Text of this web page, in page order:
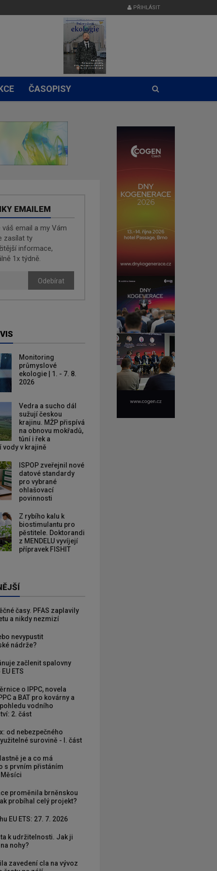
PŘIHLÁSIT
ČASOPISY
EMAILEM
váš email a my Vám
zasílat ty
informace,
1x týdně.
Odebírat
Monitoring
průmyslové
ekologie | 1. - 7. 8.
2026
Vedra a sucho dál
sužují českou
krajinu. MŽP přispívá
na obnovu mokřadů,
tůní i řek a
vody v krajině
ISPOP zveřejnil nové
datové standardy
pro vybrané
ohlašovací
povinnosti
Z rybího kalu k
biostimulantu pro
pěstitele. Doktorandi
z MENDELU vyvíjejí
přípravek FISHIT
časy. PFAS zaplavily
a nikdy nezmizí
nevypustit
nádrže?
začlenit spalovny
ETS
o IPPC, novela
a BAT pro kovárny a
vodního
2. část
od nebezpečného
surovině - I. část
je a co má
s prvním přistáním
proměnila brněnskou
probíhal celý projekt?
EU ETS: 27. 7. 2026
k udržitelnosti. Jak ji
nohy?
zavedení cla na vývoz